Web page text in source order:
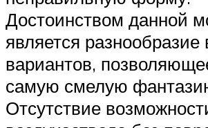
Достоинством данной
является
вариантов,
самую смелую
Отсутствие